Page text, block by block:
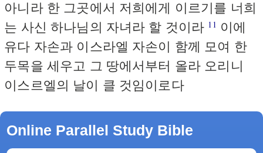
아니라 한 그곳에서 저희에게 이르기를 너희
는 사신 하나님의 자녀라 할 것이라 11 이에
유다 자손과 이스라엘 자손이 함께 모여 한
두목을 세우고 그 땅에서부터 올라 오리니
이스르엘의 날이 클 것임이로다
Online Parallel Study Bible